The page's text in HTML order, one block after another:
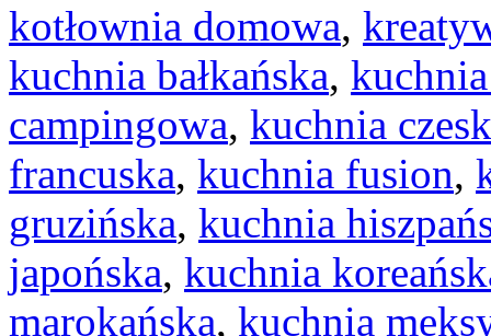
kotłownia domowa,
kuchnia bałkańska,
campingowa, kuchnia
francuska, kuchnia fusion,
gruzińska, kuchnia
japońska, kuchnia
marokańska, kuchnia